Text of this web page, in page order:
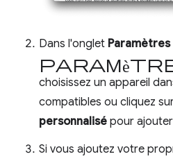
Dans l'onglet Paramètres
choisissez un appareil
compatibles ou cliquez
personnalisé pour
Si vous ajoutez votre